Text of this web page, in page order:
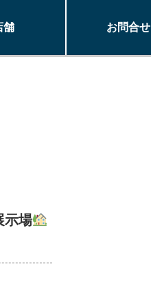
舗 お問合せ
示場